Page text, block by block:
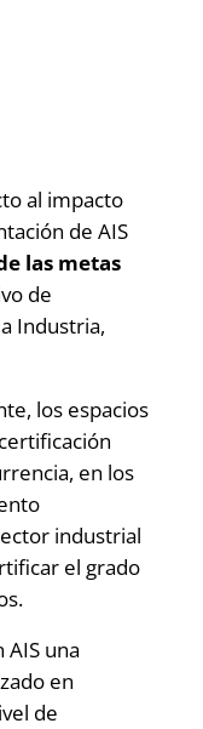
al impacto
de AIS
las metas
de
Industria,
los espacios
en los
industrial
el grado
una
en
de